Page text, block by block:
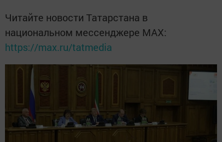
Читайте новости Татарстана в
национальном мессенджере MАХ:
https://max.ru/tatmedia